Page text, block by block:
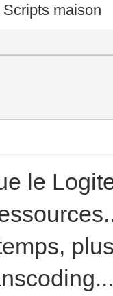
maison
le